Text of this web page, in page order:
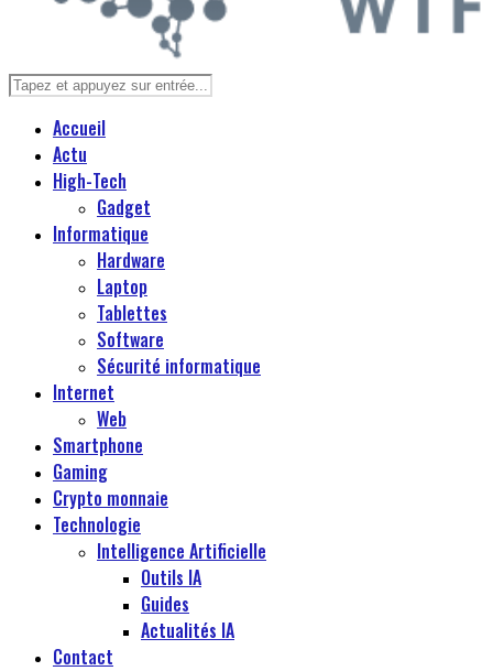
Accueil
Actu
High-Tech
Gadget
Informatique
Hardware
Laptop
Tablettes
Software
Sécurité informatique
Internet
Web
Smartphone
Gaming
Crypto monnaie
Technologie
Intelligence Artificielle
Outils IA
Guides
Actualités IA
Contact